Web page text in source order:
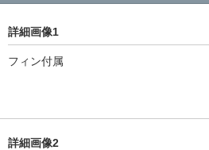
詳細画像1
フィン付属
詳細画像2